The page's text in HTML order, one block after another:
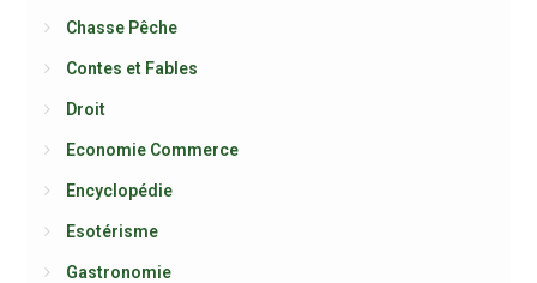
Chasse Pêche
Contes et Fables
Droit
Economie Commerce
Encyclopédie
Esotérisme
Gastronomie